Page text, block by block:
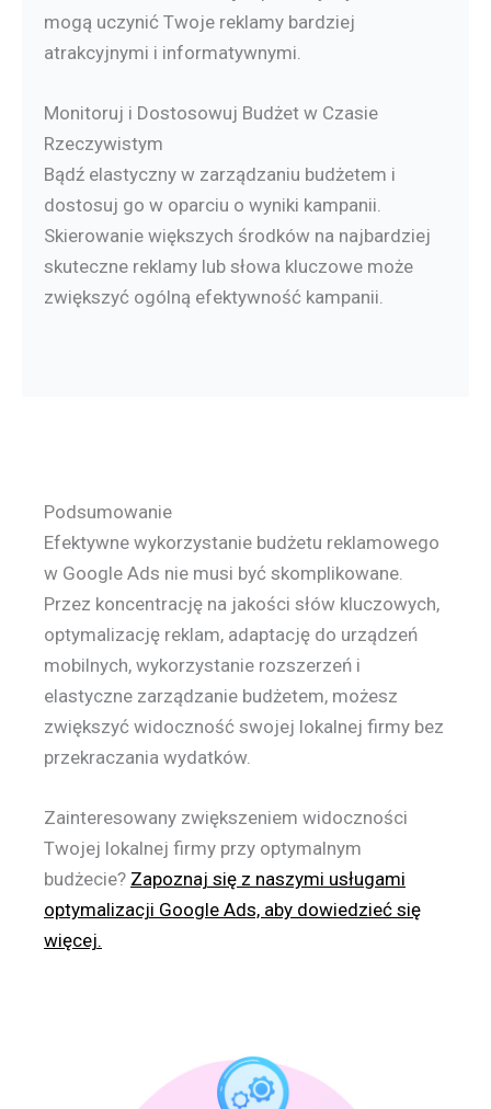
mogą uczynić Twoje reklamy bardziej
atrakcyjnymi i informatywnymi.
Monitoruj i Dostosowuj Budżet w Czasie
Rzeczywistym
Bądź elastyczny w zarządzaniu budżetem i
dostosuj go w oparciu o wyniki kampanii.
Skierowanie większych środków na najbardziej
skuteczne reklamy lub słowa kluczowe może
zwiększyć ogólną efektywność kampanii.
Podsumowanie
Efektywne wykorzystanie budżetu reklamowego
w Google Ads nie musi być skomplikowane.
Przez koncentrację na jakości słów kluczowych,
optymalizację reklam, adaptację do urządzeń
mobilnych, wykorzystanie rozszerzeń i
elastyczne zarządzanie budżetem, możesz
zwiększyć widoczność swojej lokalnej firmy bez
przekraczania wydatków.
Zainteresowany zwiększeniem widoczności
Twojej lokalnej firmy przy optymalnym
budżecie? Zapoznaj się z naszymi usługami
optymalizacji Google Ads, aby dowiedzieć się
więcej.